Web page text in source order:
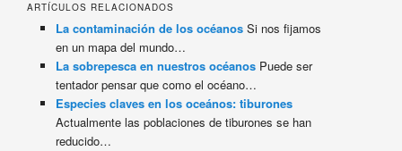
ARTÍCULOS RELACIONADOS
La contaminación de los océanos Si nos fijamos
en un mapa del mundo…
La sobrepesca en nuestros océanos Puede ser
tentador pensar que como el océano…
Especies claves en los oceános: tiburones
Actualmente las poblaciones de tiburones se han
reducido…